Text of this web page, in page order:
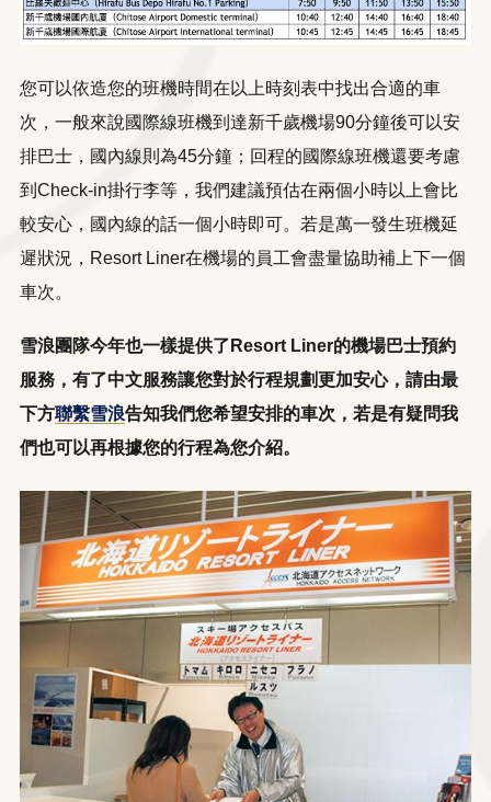
您可以依造您的班機時間在以上時刻表中找出合適的車
次，一般來說國際線班機到達新千歲機場90分鐘後可以安
排巴士，國內線則為45分鐘；回程的國際線班機還要考慮
到Check-in掛行李等，我們建議預估在兩個小時以上會比
較安心，國內線的話一個小時即可。若是萬一發生班機延
遲狀況，Resort Liner在機場的員工會盡量協助補上下一個
車次。
雪浪團隊今年也一樣提供了Resort Liner的機場巴士預約
服務，有了中文服務讓您對於行程規劃更加安心，請由最
下方聯繫雪浪告知我們您希望安排的車次，若是有疑問我
們也可以再根據您的行程為您介紹。